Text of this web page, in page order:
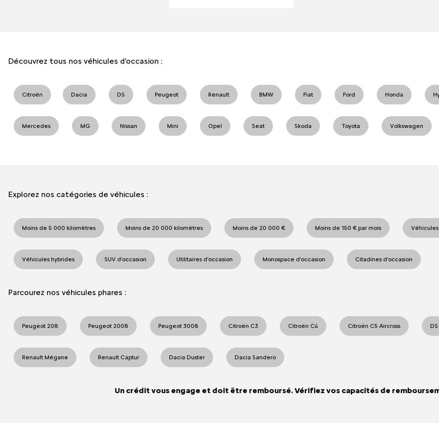
Découvrez tous nos véhicules d'occasion :
Citroën Dacia DS Peugeot Renault BMW Fiat Ford Honda
Mercedes MG Nissan Mini Opel Seat Skoda Toyota Volkswagen
Explorez nos catégories de véhicules :
Moins de 5 000 kilomètres Moins de 20 000 kilomètres Moins de 20 000 € Moins de 150 € par mois
Véhicules hybrides SUV d'occasion Utilitaires d'occasion Monospace d'occasion Citadines d'occasion
Parcourez nos véhicules phares :
Peugeot 208 Peugeot 2008 Peugeot 3008 Citroën C3 Citroën C4 Citroën C5 Aircross DS
Renault Mégane Renault Captur Dacia Duster Dacia Sandero
Un crédit vous engage et doit être remboursé. Vérifiez vos capacités de